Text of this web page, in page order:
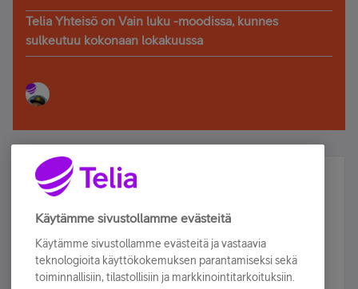
Telia Yhteisö on Vain luku -moodissa, kunnes
sulkeutuu kokonaan lokakuussa
Älä jää paitsi – osallistu ja voita!
Tilaa Telian uutiskirje ja olet mukana arvonnassa.
sähköpostiisi.
Käytämme sivustollamme evästeitä
Käytämme sivustollamme evästeitä ja vastaavia
teknologioita käyttökokemuksen parantamiseksi sekä
toiminnallisiin, tilastollisiin ja markkinointitarkoituksiin.